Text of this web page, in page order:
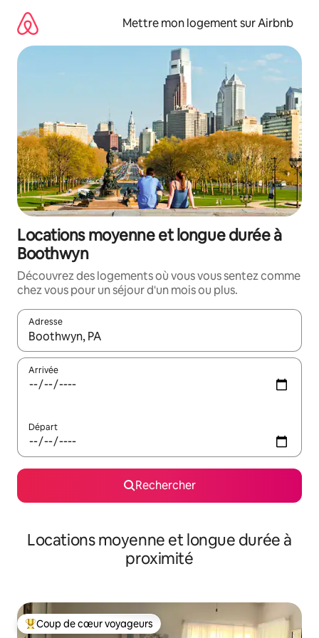
directement
contenu
Mettre mon logement sur Airbnb
Locations moyenne et longue durée à
Boothwyn
Découvrez des logements où vous vous sentez comme
chez vous pour un séjour d'un mois ou plus.
Adresse
Lorsque les résultats s'affichent, utilisez les flèches vers le
Arrivée
Départ
Rechercher
Locations moyenne et longue durée à
proximité
Coups de cœur voyageurs les plus appréciés
Coup de cœur voyageurs